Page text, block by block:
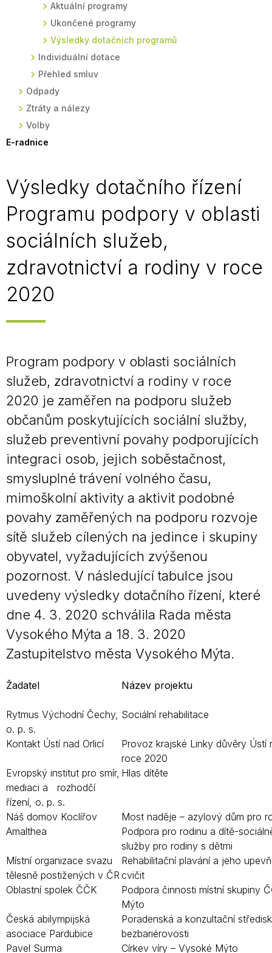
Aktuální programy
Ukončené programy
Výsledky dotačních programů
Individuální dotace
Přehled smluv
Odpady
Ztráty a nálezy
Volby
E-radnice
Výsledky dotačního řízení
Programu podpory v oblasti
sociálních služeb,
zdravotnictví a rodiny v roce
2020
Program podpory v oblasti sociálních
služeb, zdravotnictví a rodiny v roce
2020 je zaměřen na podporu služeb
občanům poskytujících sociální služby,
služeb preventivní povahy podporujících
integraci osob, jejich soběstačnost,
smysluplné trávení volného času,
mimoškolní aktivity a aktivit podobné
povahy zaměřených na podporu rozvoje
sítě služeb cílených na jedince i skupiny
obyvatel, vyžadujících zvýšenou
pozornost. V následující tabulce jsou
uvedeny výsledky dotačního řízení, které
dne 4. 3. 2020 schválila Rada města
Vysokého Mýta a 18. 3. 2020
Zastupitelstvo města Vysokého Mýta.
Žadatel Název projektu
Rytmus Východní Čechy,
o. p. s.
Sociální rehabilitace
Kontakt Ústí nad Orlicí
Provoz krajské Linky důvěry Ústí
roce 2020
Evropský institut pro smír,
mediaci a rozhodčí
řízení, o. p. s.
Hlas dítěte
Náš domov Koclířov
Most naděje – azylový dům pro
Amalthea
Podpora pro rodinu a dítě-
služby pro rodiny s dětmi
Místní organizace svazu
tělesně postižených v ČR
Rehabilitační plavání a jeho
cvičit
Oblastní spolek ČČK
Podpora činnosti místní skupiny
Mýto
Česká abilympijská
asociace Pardubice
Poradenská a konzultační
bezbariérovosti
Pavel Surma
Církev víry – Vysoké Mýto